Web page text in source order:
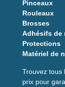
Pointeur laser
lasers rouges
difficiles.
une recharge
Mémoire
Pinceaux
Rouleaux
Brosses
Adhésifs de
Protections
Matériel de
Trouvez tous
prix pour